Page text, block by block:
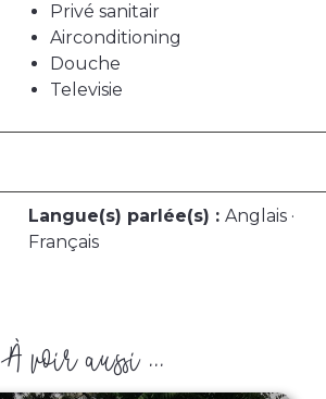
Privé sanitair
Airconditioning
Douche
Televisie
Langue(s) parlée(s) : Anglais ·
Français
À voir aussi ...